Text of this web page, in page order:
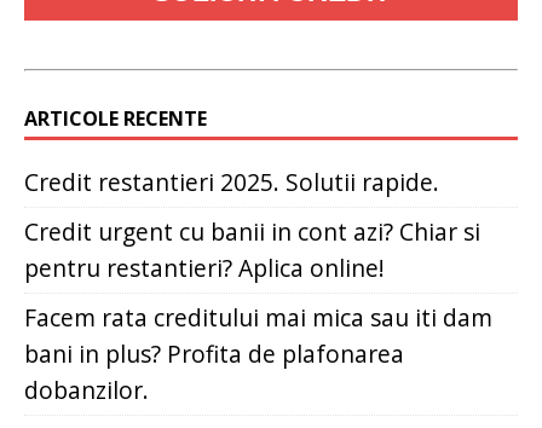
ARTICOLE RECENTE
Credit restantieri 2025. Solutii rapide.
Credit urgent cu banii in cont azi? Chiar si
pentru restantieri? Aplica online!
Facem rata creditului mai mica sau iti dam
bani in plus? Profita de plafonarea
dobanzilor.